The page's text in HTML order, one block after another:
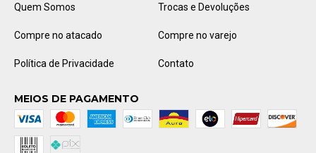
Quem Somos Trocas e Devoluções
Compre no atacado Compre no varejo
Política de Privacidade Contato
MEIOS DE PAGAMENTO